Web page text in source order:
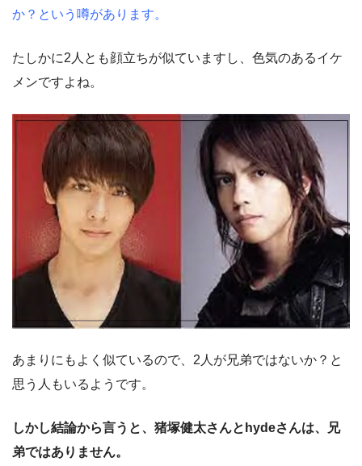
か？という噂があります。
たしかに2人とも顔立ちが似ていますし、色気のあるイケ
メンですよね。
あまりにもよく似ているので、2人が兄弟ではないか？と
思う人もいるようです。
しかし結論から言うと、猪塚健太さんとhydeさんは、兄
弟ではありません。